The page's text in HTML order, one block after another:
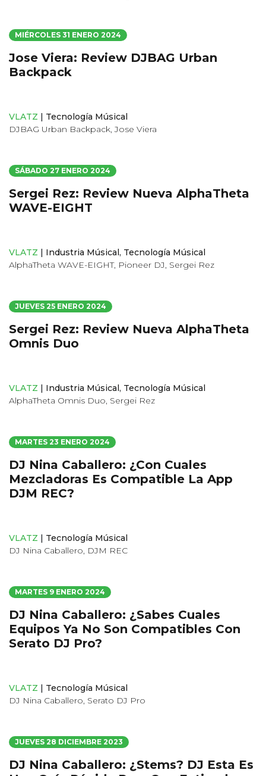
MIÉRCOLES 31 ENERO 2024
Jose Viera: Review DJBAG Urban
Backpack
VLATZ | Tecnología Músical
DJBAG Urban Backpack, Jose Viera
SÁBADO 27 ENERO 2024
Sergei Rez: Review Nueva AlphaTheta
WAVE-EIGHT
VLATZ | Industria Músical, Tecnología Músical
AlphaTheta WAVE-EIGHT, Pioneer DJ, Sergei Rez
JUEVES 25 ENERO 2024
Sergei Rez: Review Nueva AlphaTheta
Omnis Duo
VLATZ | Industria Músical, Tecnología Músical
AlphaTheta Omnis Duo, Sergei Rez
MARTES 23 ENERO 2024
DJ Nina Caballero: ¿Con Cuales
Mezcladoras Es Compatible La App
DJM REC?
VLATZ | Tecnología Músical
DJ Nina Caballero, DJM REC
MARTES 9 ENERO 2024
DJ Nina Caballero: ¿Sabes Cuales
Equipos Ya No Son Compatibles Con
Serato DJ Pro?
VLATZ | Tecnología Músical
DJ Nina Caballero, Serato DJ Pro
JUEVES 28 DICIEMBRE 2023
DJ Nina Caballero: ¿Stems? DJ Esta Es